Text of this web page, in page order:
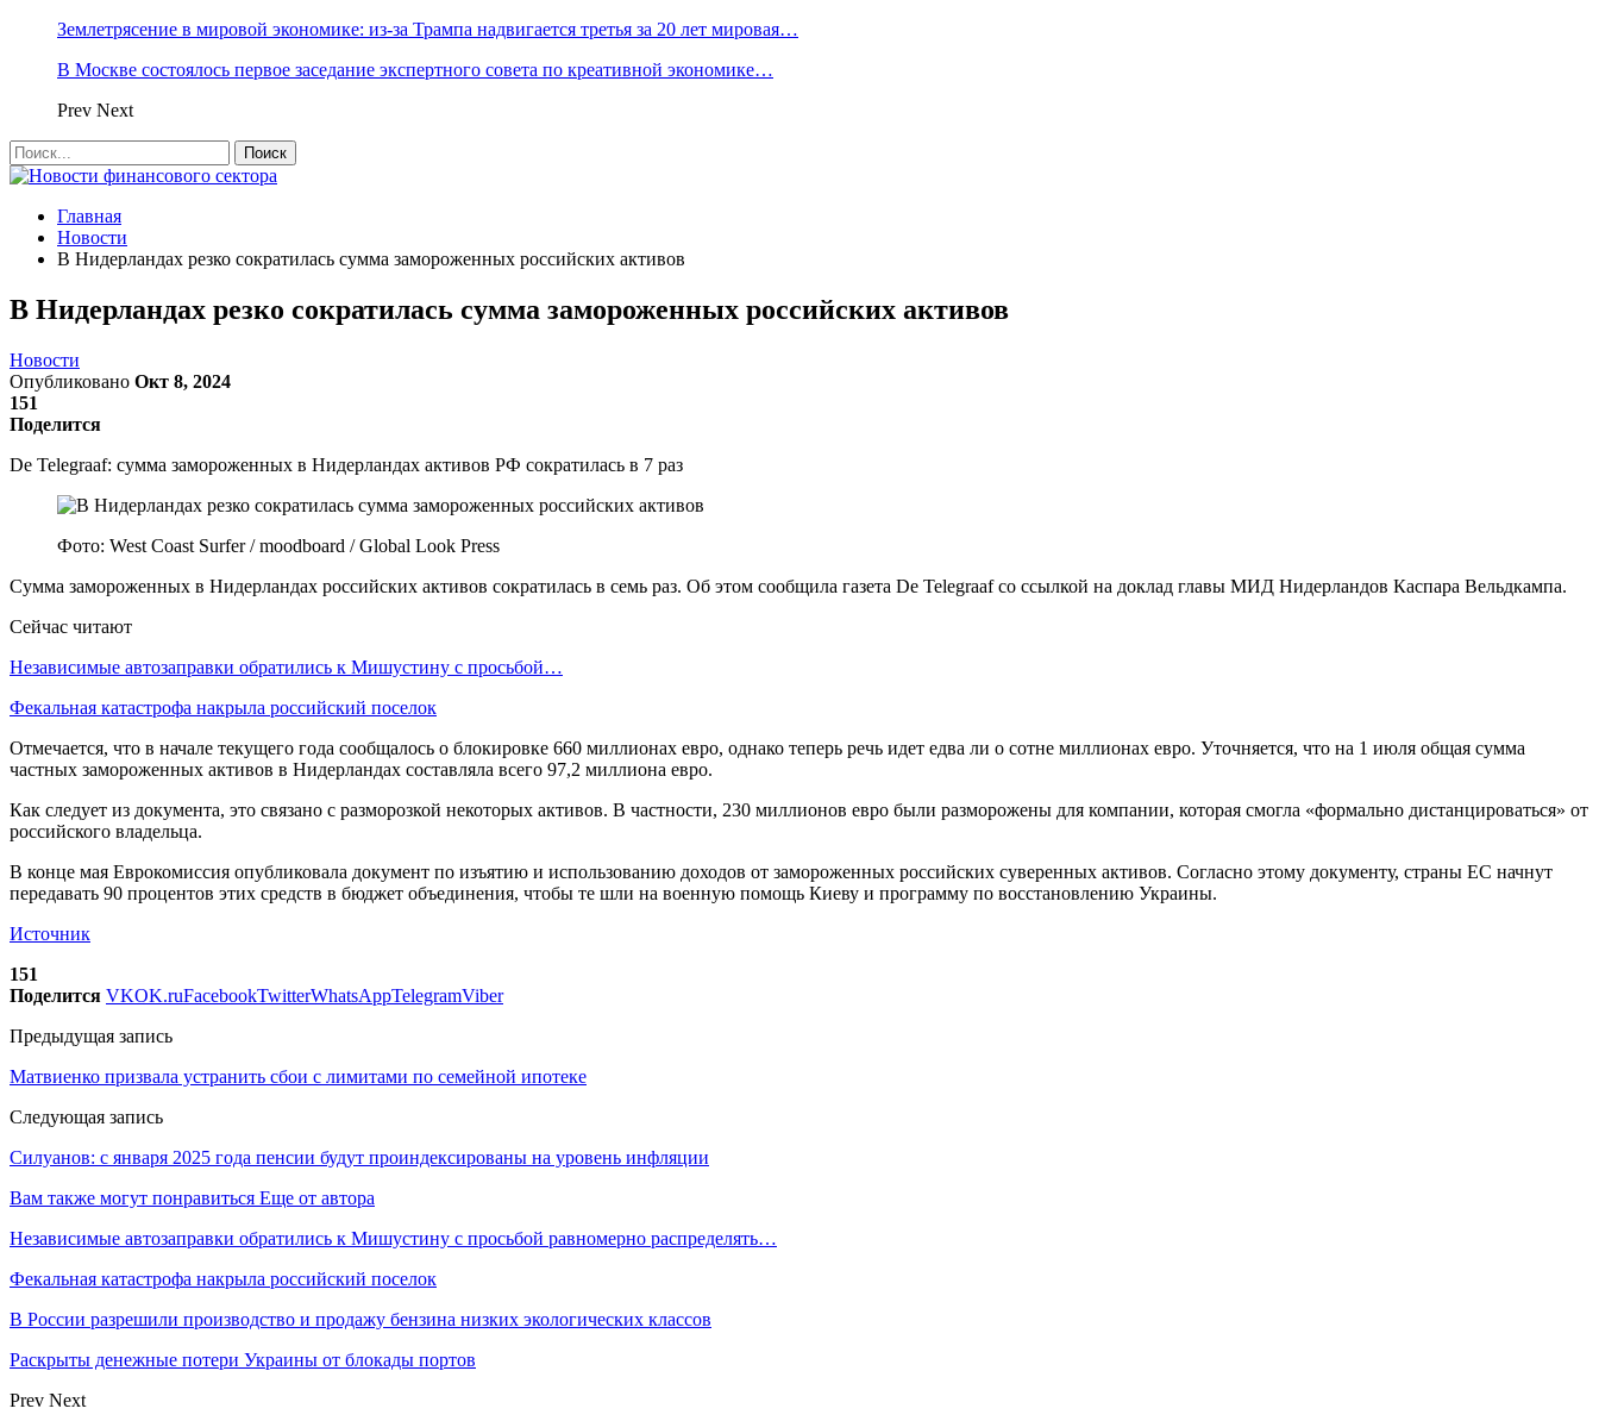
Землетрясение в мировой экономике: из-за Трампа надвигается третья за 20 лет мировая…
В Москве состоялось первое заседание экспертного совета по креативной экономике…
Prev Next
Главная
Новости
В Нидерландах резко сократилась сумма замороженных российских активов
В Нидерландах резко сократилась сумма замороженных российских активов
Новости
Опубликовано Окт 8, 2024
151
Поделится
De Telegraaf: сумма замороженных в Нидерландах активов РФ сократилась в 7 раз
Фото: West Coast Surfer / moodboard / Global Look Press
Сумма замороженных в Нидерландах российских активов сократилась в семь раз. Об этом сообщила газета De Telegraaf со ссылкой на доклад главы МИД Нидерландов Каспара Вельдкампа.
Сейчас читают
Независимые автозаправки обратились к Мишустину с просьбой…
Фекальная катастрофа накрыла российский поселок
Отмечается, что в начале текущего года сообщалось о блокировке 660 миллионах евро, однако теперь речь идет едва ли о сотне миллионах евро. Уточняется, что на 1 июля общая сумма
частных замороженных активов в Нидерландах составляла всего 97,2 миллиона евро.
Как следует из документа, это связано с разморозкой некоторых активов. В частности, 230 миллионов евро были разморожены для компании, которая смогла «формально дистанцироваться» от
российского владельца.
В конце мая Еврокомиссия опубликовала документ по изъятию и использованию доходов от замороженных российских суверенных активов. Согласно этому документу, страны ЕС начнут
передавать 90 процентов этих средств в бюджет объединения, чтобы те шли на военную помощь Киеву и программу по восстановлению Украины.
Источник
151
Поделится VKOK.ruFacebookTwitterWhatsAppTelegramViber
Предыдущая запись
Матвиенко призвала устранить сбои с лимитами по семейной ипотеке
Следующая запись
Силуанов: с января 2025 года пенсии будут проиндексированы на уровень инфляции
Вам также могут понравиться Еще от автора
Независимые автозаправки обратились к Мишустину с просьбой равномерно распределять…
Фекальная катастрофа накрыла российский поселок
В России разрешили производство и продажу бензина низких экологических классов
Раскрыты денежные потери Украины от блокады портов
Prev Next